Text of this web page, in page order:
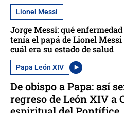
Lionel Messi
Jorge Messi: qué enfermedad
tenía el papá de Lionel
cuál era su estado de salud
Papa León XIV
De obispo a Papa: así
regreso de León XIV a